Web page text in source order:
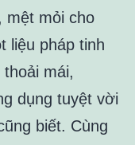
mệt mỏi cho
liệu pháp tinh
mái,
dụng tuyệt vời
biết. Cùng